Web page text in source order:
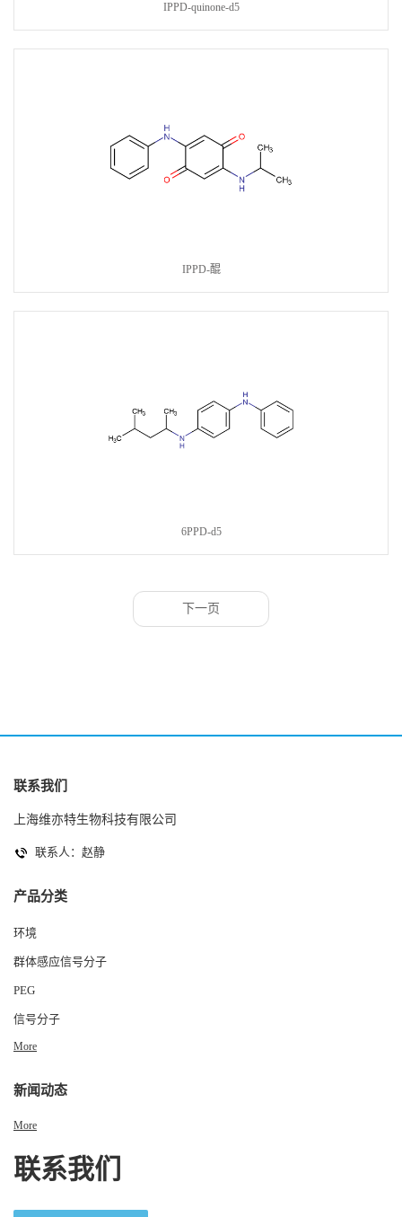
IPPD-quinone-d5
IPPD-醌
6PPD-d5
下一页
联系我们
上海维亦特生物科技有限公司
联系人：赵静
产品分类
环境
群体感应信号分子
PEG
信号分子
More
新闻动态
More
联系我们